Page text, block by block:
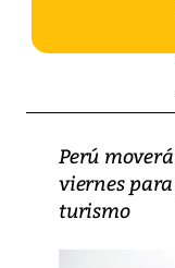
Perú
viernes
turismo